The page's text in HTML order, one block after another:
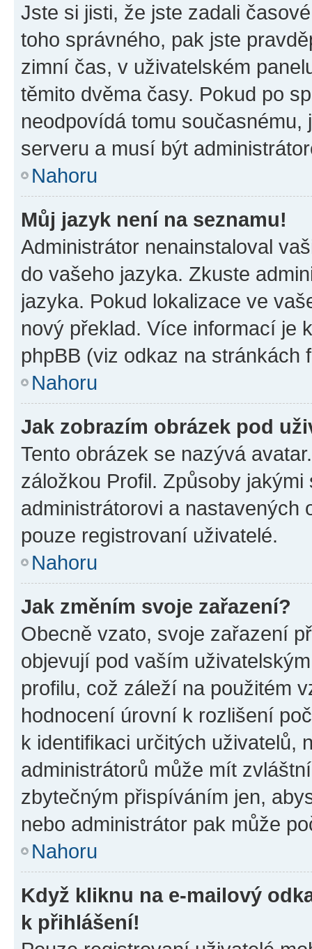
Jste si jisti, že jste zadali
toho správného, pak jste
zimní čas, v uživatelském
těmito dvěma časy. Pokud po
neodpovídá tomu
serveru a musí být
Nahoru
Můj jazyk není na seznamu!
Administrátor nenainstaloval
do vašeho jazyka. Zkuste
jazyka. Pokud lokalizace ve
nový překlad. Více informací je
phpBB (viz odkaz na stránkách
Nahoru
Jak zobrazím obrázek pod
Tento obrázek se nazývá
záložkou Profil. Způsoby
administrátorovi a nastavených
pouze registrovaní uživatelé.
Nahoru
Jak změním svoje zařazení?
Obecně vzato, svoje zařazení
objevují pod vaším
profilu, což záleží na použitém
hodnocení úrovní k rozlišení
k identifikaci určitých uživatelů,
administrátorů může mít
zbytečným přispíváním jen,
nebo administrátor pak může
Nahoru
Když kliknu na e-mailový
k přihlášení!